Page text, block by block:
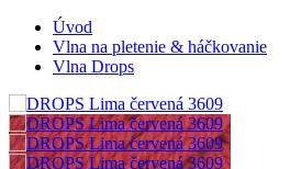
Úvod
Vlna na pletenie & háčkovanie
Vlna Drops